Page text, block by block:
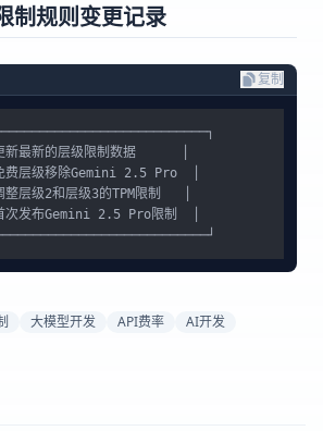
制规则变更记录
复制
新最新的层级限制数据      │
费层级移除Gemini 2.5 Pro  │
层级2和层级3的TPM限制   │
次发布Gemini 2.5 Pro限制  │
大模型开发 API费率
AI开发